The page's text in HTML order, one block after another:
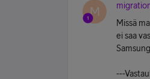
M
Missä
ei saa
---